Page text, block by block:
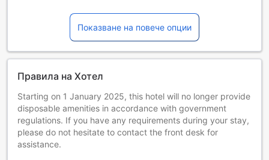
Показване на повече опции
Правила на Хотел
Starting on 1 January 2025, this hotel will no longer provide
disposable amenities in accordance with government
regulations. If you have any requirements during your stay,
please do not hesitate to contact the front desk for
assistance.